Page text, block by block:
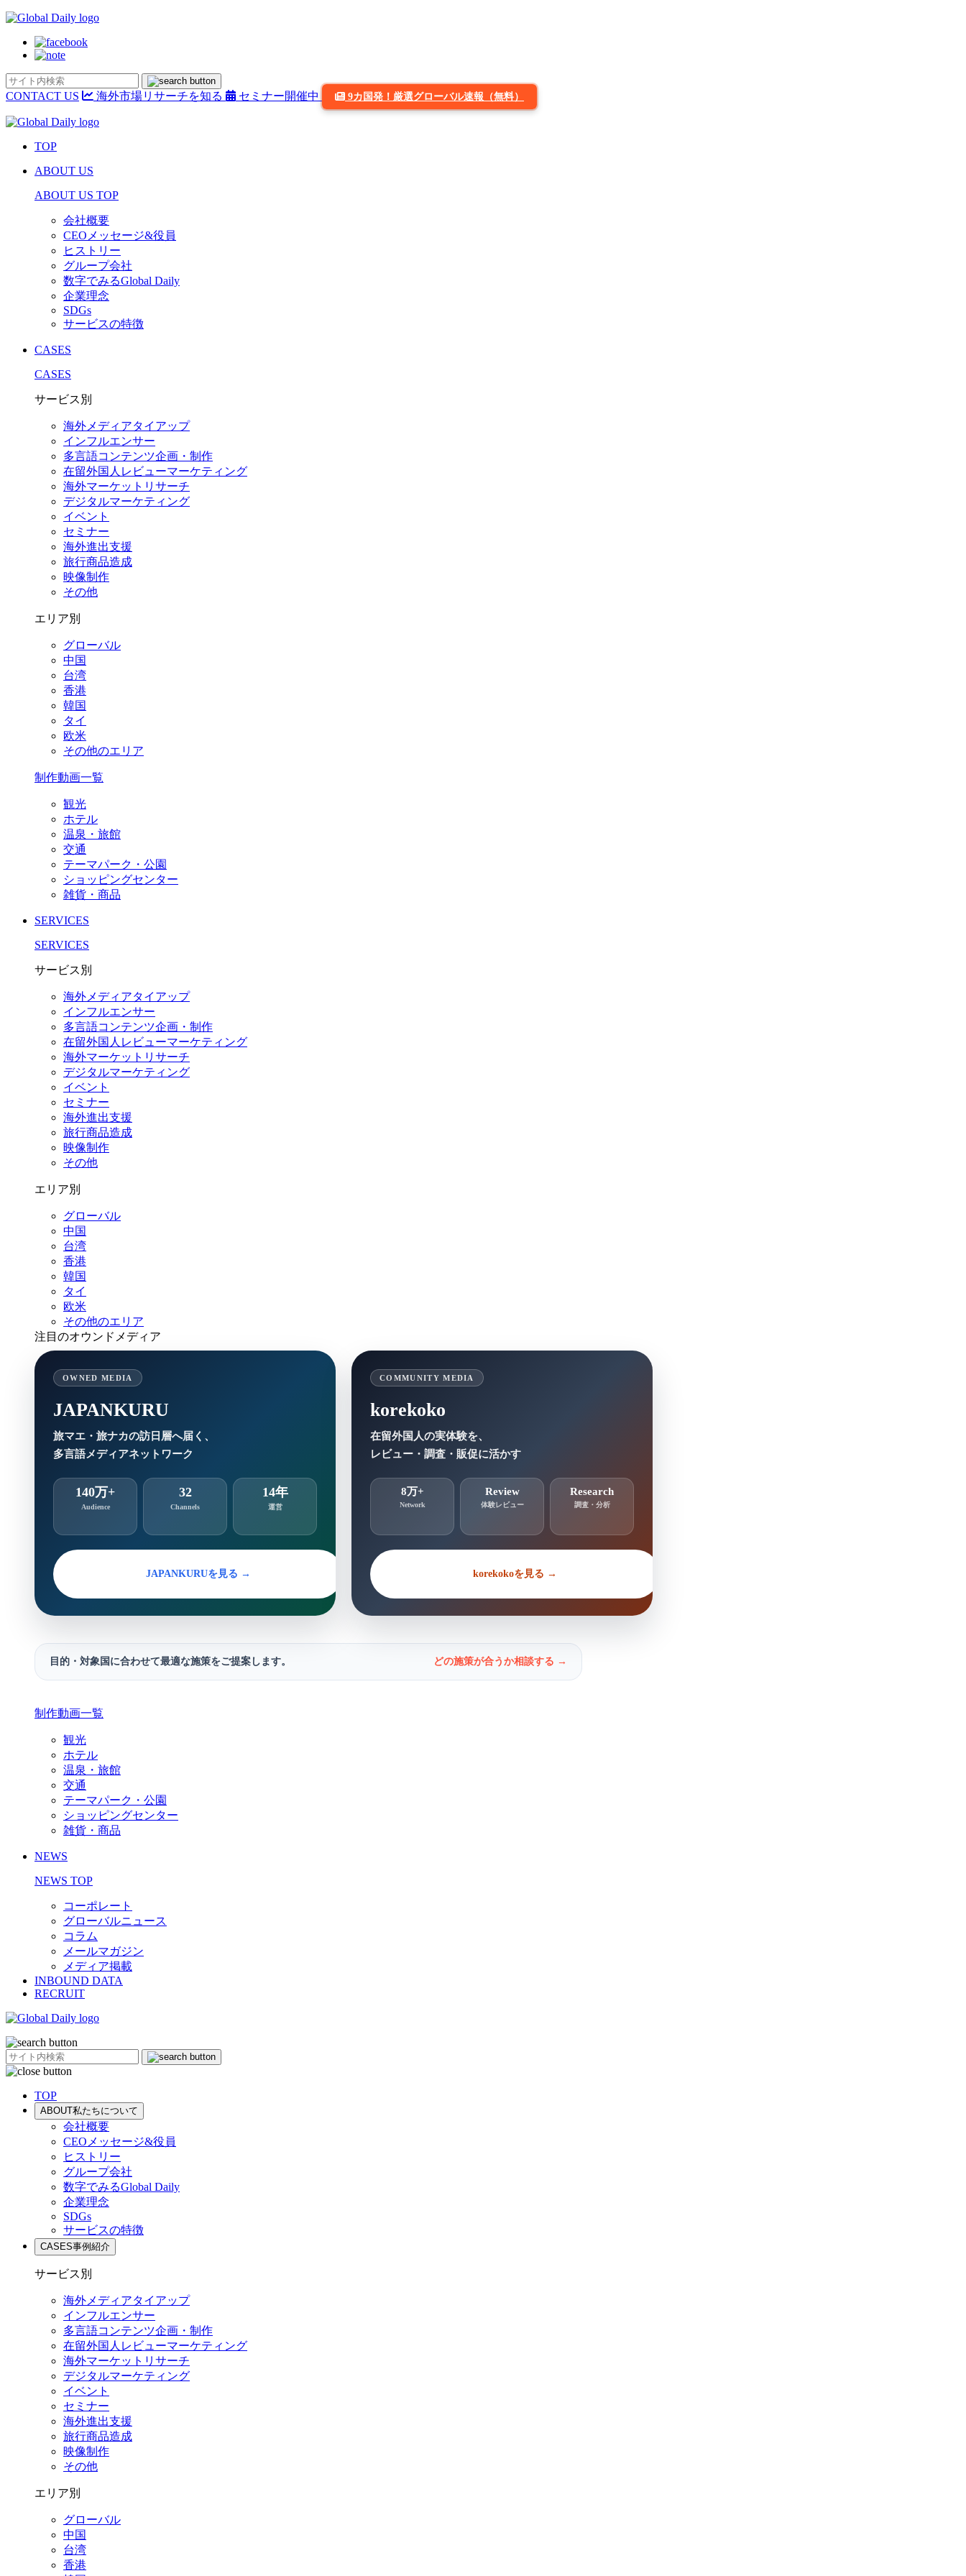
CONTACT US 海外市場リサーチを知る セミナー開催中 9カ国発！厳選グローバル速報（無料）
TOP
ABOUT US
ABOUT US TOP
会社概要
CEOメッセージ&役員
ヒストリー
グループ会社
数字でみるGlobal Daily
企業理念
SDGs
サービスの特徴
CASES
CASES
サービス別
海外メディアタイアップ
インフルエンサー
多言語コンテンツ企画・制作
在留外国⼈レビューマーケティング
海外マーケットリサーチ
デジタルマーケティング
イベント
セミナー
海外進出支援
旅行商品造成
映像制作
その他
エリア別
グローバル
中国
台湾
香港
韓国
タイ
欧米
その他のエリア
制作動画一覧
観光
ホテル
温泉・旅館
交通
テーマパーク・公園
ショッピングセンター
雑貨・商品
SERVICES
SERVICES
サービス別
海外メディアタイアップ
インフルエンサー
多言語コンテンツ企画・制作
在留外国⼈レビューマーケティング
海外マーケットリサーチ
デジタルマーケティング
イベント
セミナー
海外進出支援
旅行商品造成
映像制作
その他
エリア別
グローバル
中国
台湾
香港
韓国
タイ
欧米
その他のエリア
注目のオウンドメディア
OWNED MEDIA
JAPANKURU
旅マエ・旅ナカの訪日層へ届く、
多言語メディアネットワーク
140万+
Audience
32
Channels
14年
運営
JAPANKURUを見る →
COMMUNITY MEDIA
korekoko
在留外国人の実体験を、
レビュー・調査・販促に活かす
8万+
Network
Review
体験レビュー
Research
調査・分析
korekokoを見る →
目的・対象国に合わせて最適な施策をご提案します。 どの施策が合うか相談する →
制作動画一覧
観光
ホテル
温泉・旅館
交通
テーマパーク・公園
ショッピングセンター
雑貨・商品
NEWS
NEWS TOP
コーポレート
グローバルニュース
コラム
メールマガジン
メディア掲載
INBOUND DATA
RECRUIT
TOP
ABOUT私たちについて
会社概要
CEOメッセージ&役員
ヒストリー
グループ会社
数字でみるGlobal Daily
企業理念
SDGs
サービスの特徴
CASES事例紹介
サービス別
海外メディアタイアップ
インフルエンサー
多言語コンテンツ企画・制作
在留外国⼈レビューマーケティング
海外マーケットリサーチ
デジタルマーケティング
イベント
セミナー
海外進出支援
旅行商品造成
映像制作
その他
エリア別
グローバル
中国
台湾
香港